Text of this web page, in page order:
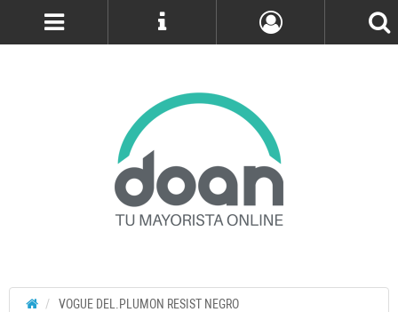
VOGUE DEL.PLUMON RESIST NEGRO